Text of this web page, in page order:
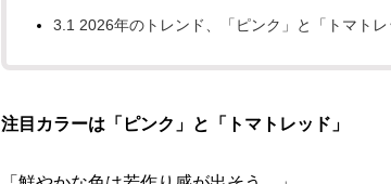
3.1 2026年のトレンド、「ピンク」と「トマトレ
注目カラーは「ピンク」と「トマトレッド」